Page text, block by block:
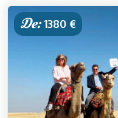
De:1380 €